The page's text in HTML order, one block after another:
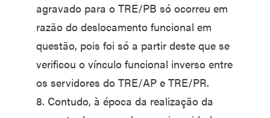
agravado para o TRE/PB só ocorreu em
razão do deslocamento funcional em
questão, pois foi só a partir deste que se
verificou o vínculo funcional inverso entre
os servidores do TRE/AP e TRE/PR.
8. Contudo, à época da realização da